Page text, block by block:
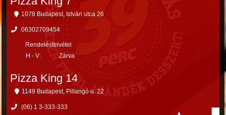
1078 Budapest, István utca 26
06302709454
Rendelésfelvétel
H - V:
Zárva
Pizza King 14
1149 Budapest, Pillangó u. 22
(06) 1 3-333-333